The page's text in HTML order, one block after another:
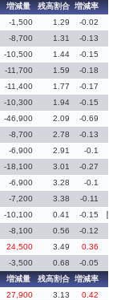
増減量 残高割合 増減率
-1,500 1.29
-0.02
-8,700 1.31
-0.13
-10,500 1.44
-0.15
-11,700 1.59
-0.18
-11,400 1.77
-0.17
-10,300 1.94
-0.15
-46,900 2.09
-0.69
-8,700 2.78
-0.13
-6,900 2.91
-0.1
-18,100 3.01
-0.27
-6,900 3.28
-0.1
-7,200 3.38
-0.11
-10,100 0.41 -0.15 義務
-8,100 0.56
-0.12
24,500 3.49
0.36
-3,500 0.68
-0.05
増減量 残高割合 増減率
27,900 3.13
0.42